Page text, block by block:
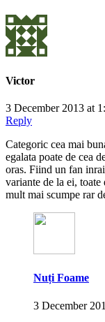
Victor
3 December 2013 at
Reply
Categoric cea mai
egalata poate de cea
oras. Fiind un fan
variante de la ei, toate
mult mai scumpe rar
Nuți Foame
3 December